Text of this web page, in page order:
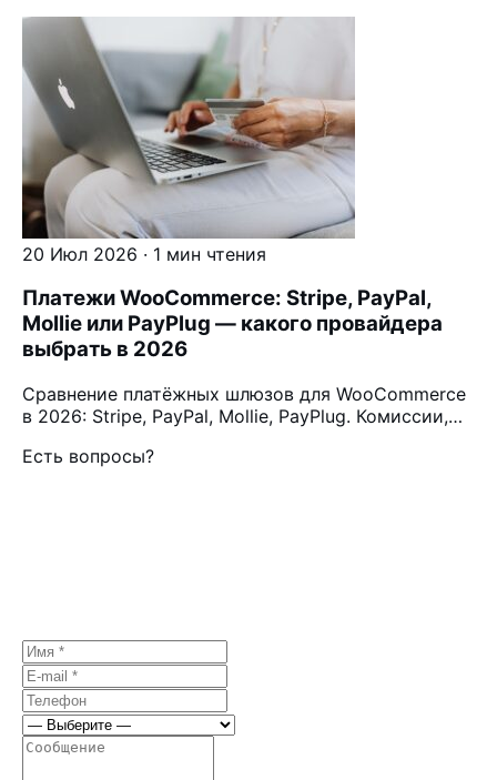
20 Июл 2026 · 1 мин чтения
Платежи WooCommerce: Stripe, PayPal,
Mollie или PayPlug — какого провайдера
выбрать в 2026
Сравнение платёжных шлюзов для WooCommerce
в 2026: Stripe, PayPal, Mollie, PayPlug. Комиссии,…
Есть вопросы?